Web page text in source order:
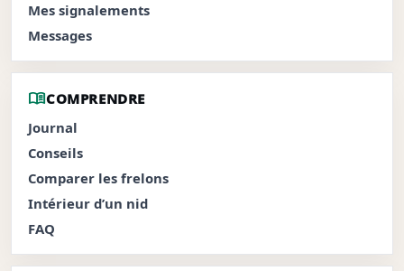
Mes signalements
Messages
menu_bookCOMPRENDRE
Journal
Conseils
Comparer les frelons
Intérieur d’un nid
FAQ